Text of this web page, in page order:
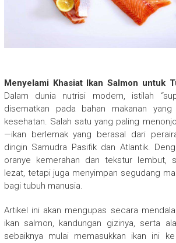
Menyelami Khasiat Ikan Salmon untuk
Dalam dunia nutrisi modern, istilah
disematkan pada bahan makanan
kesehatan. Salah satu yang paling
—ikan berlemak yang berasal dari
dingin Samudra Pasifik dan Atlantik.
oranye kemerahan dan tekstur lembut,
lezat, tetapi juga menyimpan segudang
bagi tubuh manusia.
Artikel ini akan mengupas secara
ikan salmon, kandungan gizinya, serta
sebaiknya mulai memasukkan ikan ini